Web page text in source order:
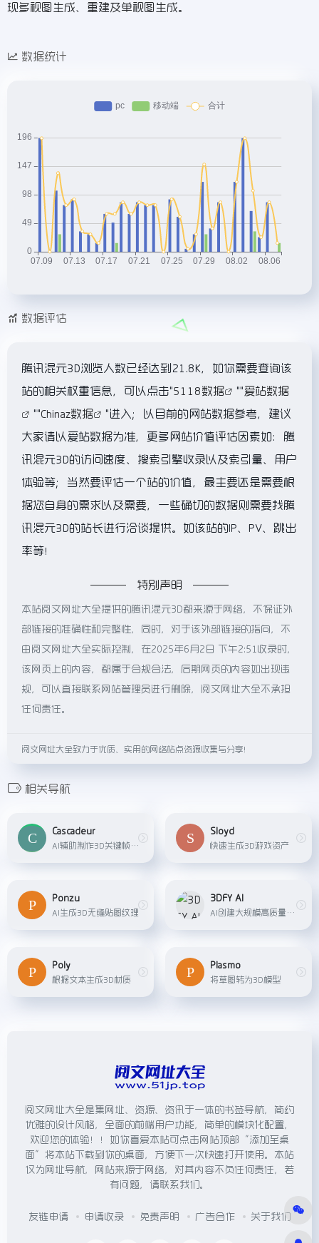
现多视图生成、重建及单视图生成。
数据统计
数据评估
腾讯混元3D浏览人数已经达到21.8K，如你需要查询该
站的相关权重信息，可以点击"5118数据 ""爱站数据
""Chinaz数据
"进入；以目前的网站数据参考，建议
大家请以爱站数据为准，更多网站价值评估因素如：腾
讯混元3D的访问速度、搜索引擎收录以及索引量、用户
体验等；当然要评估一个站的价值，最主要还是需要根
据您自身的需求以及需要，一些确切的数据则需要找腾
讯混元3D的站长进行洽谈提供。如该站的IP、PV、跳出
率等！
特别声明
本站阅文网址大全提供的腾讯混元3D都来源于网络，不保证外
部链接的准确性和完整性，同时，对于该外部链接的指向，不
由阅文网址大全实际控制，在2025年6月2日 下午2:51收录时，
该网页上的内容，都属于合规合法，后期网页的内容如出现违
规，可以直接联系网站管理员进行删除，阅文网址大全不承担
任何责任。
阅文网址大全致力于优质、实用的网络站点资源收集与分享！
相关导航
Cascadeur
AI辅助制作3D关键帧动画
Sloyd
快速生成3D游戏资产
Ponzu
AI生成3D无缝贴图纹理
3DFY AI
AI创建大规模高质量的3D资产
Poly
根据文本生成3D材质
Plasmo
将草图转为3D模型
阅文网址大全是集网址、资源、资讯于一体的书签导航，简约
优雅的设计风格，全面的前端用户功能，简单的模块化配置，
欢迎您的体验！！如你喜爱本站可点击网站顶部“添加至桌
面”将本站下载到你的桌面，方便下一次快速打开使用。本站
仅为网址导航，网站来源于网络，对其内容不负任何责任，若
有问题，请联系我们。
友链申请 申请收录 免责声明 广告合作 关于我们